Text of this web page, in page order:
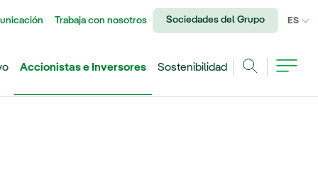
Trabaja con nosotros Sociedades del Grupo ES
Accionistas e Inversores
Sostenibilidad